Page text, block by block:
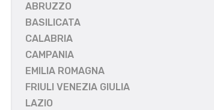
ABRUZZO
BASILICATA
CALABRIA
CAMPANIA
EMILIA ROMAGNA
FRIULI VENEZIA GIULIA
LAZIO